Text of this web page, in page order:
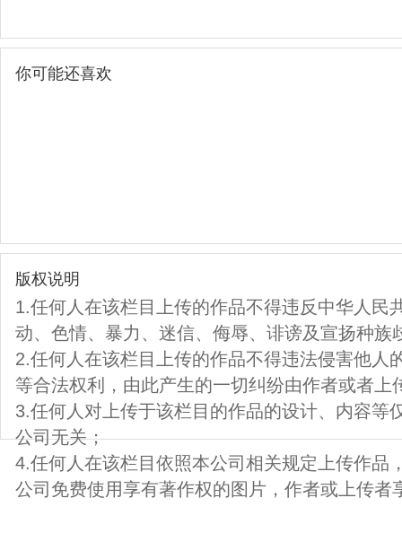
你可能还喜欢
版权说明
1.任何人在该栏目上传的作品不得违反中华人民
动、色情、暴力、迷信、侮辱、诽谤及宣扬种族
2.任何人在该栏目上传的作品不得违法侵害他人
等合法权利，由此产生的一切纠纷由作者或者上
3.任何人对上传于该栏目的作品的设计、内容等
公司无关；
4.任何人在该栏目依照本公司相关规定上传作品
公司免费使用享有著作权的图片，作者或上传者